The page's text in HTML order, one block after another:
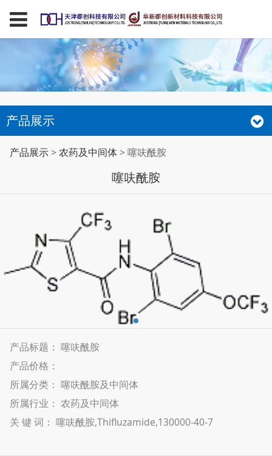
产品展示
噻呋酰胺
产品展示> 农药及中间体> 噻呋酰胺
噻呋酰胺
产品标题： 噻呋酰胺
产品价格：
所属分类： 噻呋酰胺及中间体
所属行业： 农药及中间体
关 键 词： 噻呋酰胺,Thifluzamide,130000-40-7